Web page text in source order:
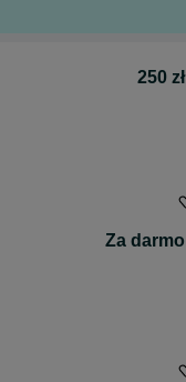
250 zł
Za darmo